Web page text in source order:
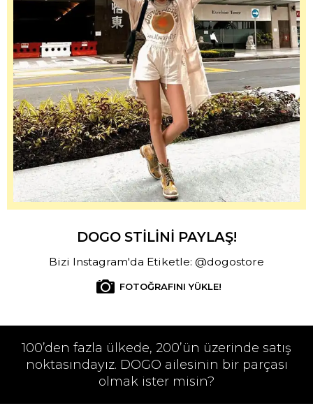
DOGO STİLİNİ PAYLAŞ!
Bizi Instagram'da Etiketle: @dogostore
FOTOĞRAFINI YÜKLE!
100’den fazla ülkede, 200’ün üzerinde satış
noktasındayız. DOGO ailesinin bir parçası
olmak ister misin?